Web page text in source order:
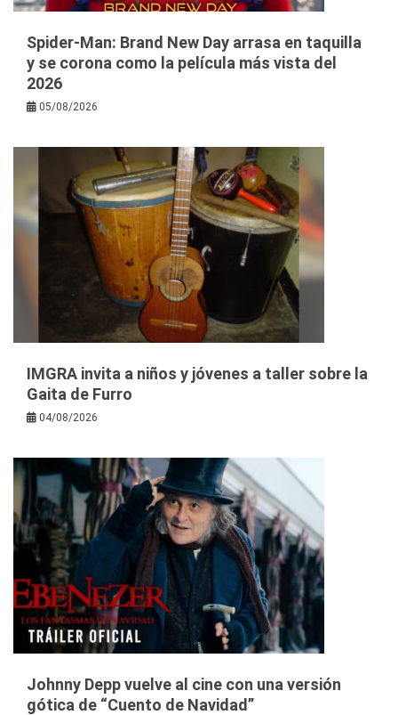
Spider-Man: Brand New Day arrasa en taquilla
y se corona como la película más vista del
2026
05/08/2026
IMGRA invita a niños y jóvenes a taller sobre la
Gaita de Furro
04/08/2026
Johnny Depp vuelve al cine con una versión
gótica de “Cuento de Navidad”